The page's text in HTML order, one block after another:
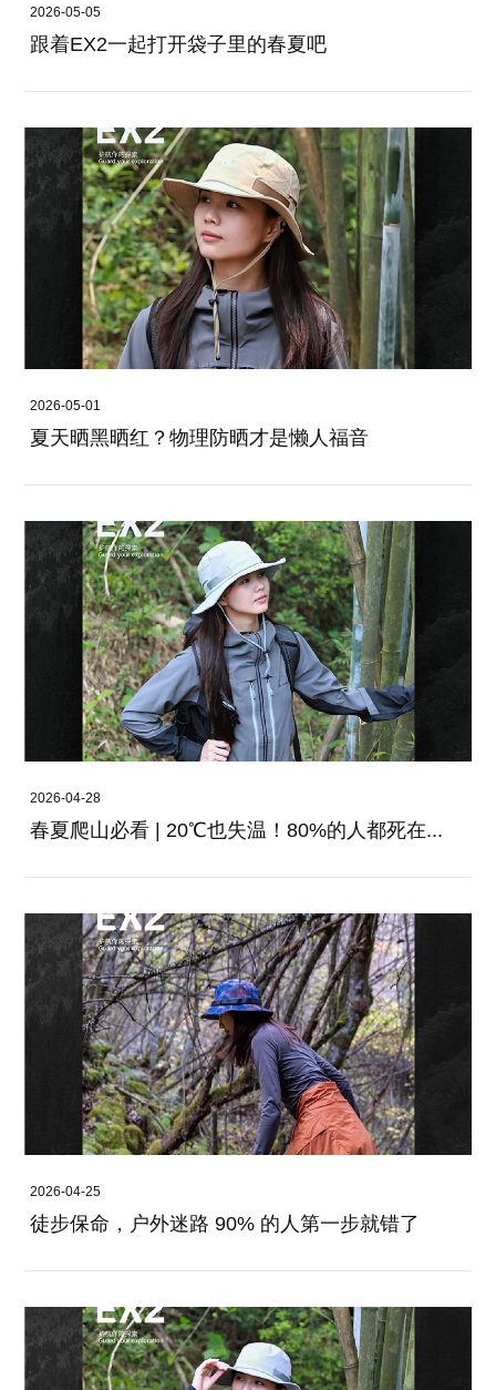
2026-05-05
跟着EX2一起打开袋子里的春夏吧
2026-05-01
夏天晒黑晒红？物理防晒才是懒人福音
2026-04-28
春夏爬山必看 | 20℃也失温！80%的人都死在...
2026-04-25
徒步保命，户外迷路 90% 的人第一步就错了